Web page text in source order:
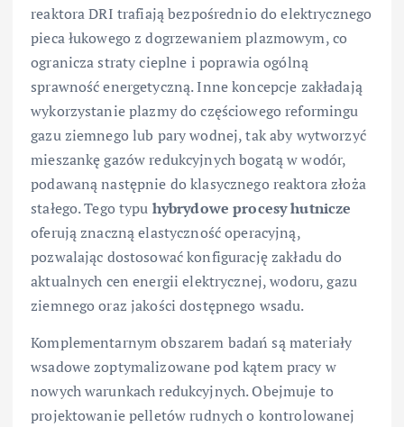
reaktora DRI trafiają bezpośrednio do elektrycznego
pieca łukowego z dogrzewaniem plazmowym, co
ogranicza straty cieplne i poprawia ogólną
sprawność energetyczną. Inne koncepcje zakładają
wykorzystanie plazmy do częściowego reformingu
gazu ziemnego lub pary wodnej, tak aby wytworzyć
mieszankę gazów redukcyjnych bogatą w wodór,
podawaną następnie do klasycznego reaktora złoża
stałego. Tego typu hybrydowe procesy hutnicze
oferują znaczną elastyczność operacyjną,
pozwalając dostosować konfigurację zakładu do
aktualnych cen energii elektrycznej, wodoru, gazu
ziemnego oraz jakości dostępnego wsadu.
Komplementarnym obszarem badań są materiały
wsadowe zoptymalizowane pod kątem pracy w
nowych warunkach redukcyjnych. Obejmuje to
projektowanie pelletów rudnych o kontrolowanej